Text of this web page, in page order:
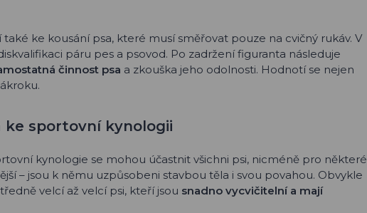
ke kousání psa, které musí směřovat pouze na cvičný rukáv. V
páru pes a psovod. Po zadržení figuranta následuje
činnost psa a zkouška jeho odolnosti. Hodnotí se nejen
ke sportovní kynologii
kynologie se mohou účastnit všichni psi, nicméně pro některé
– jsou k němu uzpůsobeni stavbou těla i svou povahou. Obvykle
velcí až velcí psi, kteří jsou snadno vycvičitelní a mají